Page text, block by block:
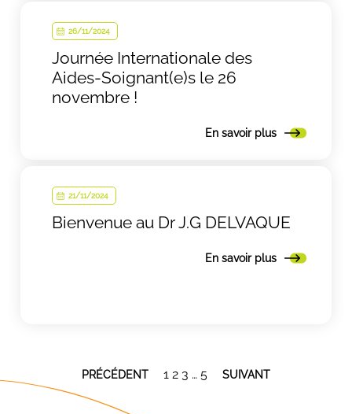
26/11/2024
Journée Internationale des
Aides-Soignant(e)s le 26
novembre !
En savoir plus
21/11/2024
Bienvenue au Dr J.G DELVAQUE
En savoir plus
Pagination
des
PRÉCÉDENT 1 2 3 … 5 SUIVANT